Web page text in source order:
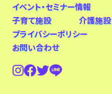
イベント・セミナー情報
子育て施設
介護施設
プライバシーポリシー
お問い合わせ